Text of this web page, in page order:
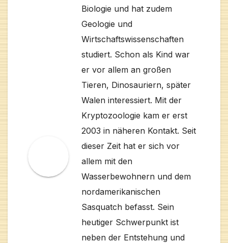
Biologie und hat zudem
Geologie und
Wirtschaftswissenschaften
studiert. Schon als Kind war
er vor allem an großen
Tieren, Dinosauriern, später
Walen interessiert. Mit der
Kryptozoologie kam er erst
2003 in näheren Kontakt. Seit
dieser Zeit hat er sich vor
allem mit den
Wasserbewohnern und dem
nordamerikanischen
Sasquatch befasst. Sein
heutiger Schwerpunkt ist
neben der Entstehung und